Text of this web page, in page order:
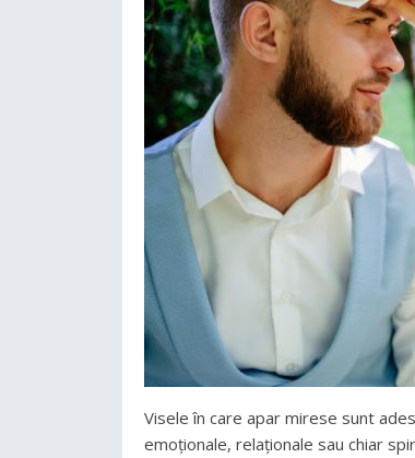
Visele în care apar mirese sunt
emoționale, relaționale sau chiar